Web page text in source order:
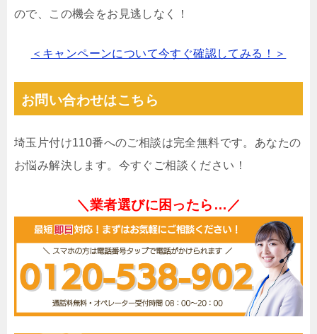
ので、この機会をお見逃しなく！
＜キャンペーンについて今すぐ確認してみる！＞
お問い合わせはこちら
埼玉片付け110番へのご相談は完全無料です。あなたの
お悩み解決します。今すぐご相談ください！
＼業者選びに困ったら…／